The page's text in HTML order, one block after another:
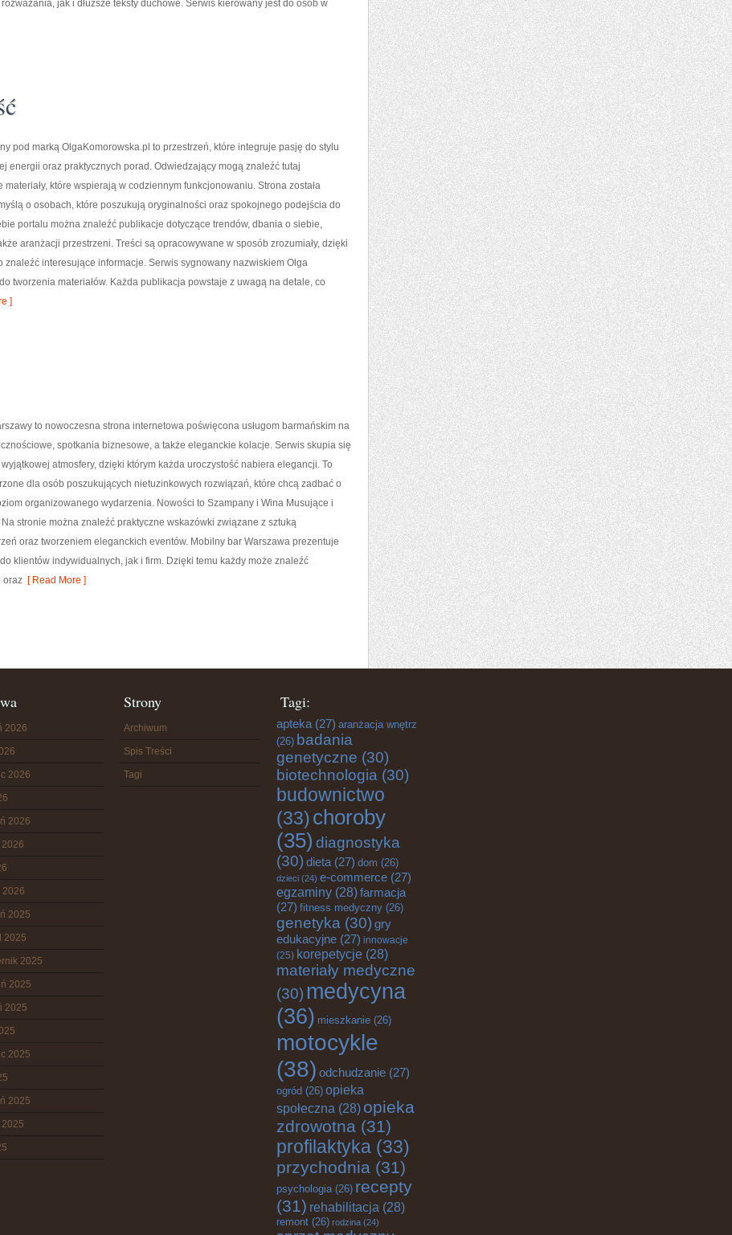
jak i dłuższe teksty duchowe. Serwis kierowany jest do osób w
pod marką OlgaKomorowska.pl to przestrzeń, które integruje pasję do stylu
energii oraz praktycznych porad. Odwiedzający mogą znaleźć tutaj
materiały, które wspierają w codziennym funkcjonowaniu. Strona została
o osobach, które poszukują oryginalności oraz spokojnego podejścia do
portalu można znaleźć publikacje dotyczące trendów, dbania o siebie,
aranżacji przestrzeni. Treści są opracowywane w sposób zrozumiały, dzięki
znaleźć interesujące informacje. Serwis sygnowany nazwiskiem Olga
tworzenia materiałów. Każda publikacja powstaje z uwagą na detale, co
]
to nowoczesna strona internetowa poświęcona usługom barmańskim na
spotkania biznesowe, a także eleganckie kolacje. Serwis skupia się
atmosfery, dzięki którym każda uroczystość nabiera elegancji. To
dla osób poszukujących nietuzinkowych rozwiązań, które chcą zadbać o
organizowanego wydarzenia. Nowości to Szampany i Wina Musujące i
stronie można znaleźć praktyczne wskazówki związane z sztuką
oraz tworzeniem eleganckich eventów. Mobilny bar Warszawa prezentuje
klientów indywidualnych, jak i firm. Dzięki temu każdy może znaleźć
oraz [ Read More ]
2026
2026
2026
2026
2025
2025
2025
2025
2025
2025
2025
Strony
Archiwum
Spis Treści
Tagi
Tagi:
apteka (27) aranżacja wnętrz
(26) badania
genetyczne (30)
biotechnologia (30)
budownictwo
(33)choroby
(35) diagnostyka
(30) dieta (27) dom (26)
dzieci (24) e-commerce (27)
egzaminy (28)farmacja
(27) fitness medyczny (26)
genetyka (30) gry
edukacyjne (27) innowacje
(25) korepetycje (28)
materiały medyczne
(30) medycyna
(36) mieszkanie (26)
motocykle
(38) odchudzanie (27)
ogród (26) opieka
społeczna (28) opieka
zdrowotna (31)
profilaktyka (33)
przychodnia (31)
psychologia(26) recepty
(31) rehabilitacja (28)
remont (26) rodzina (24)